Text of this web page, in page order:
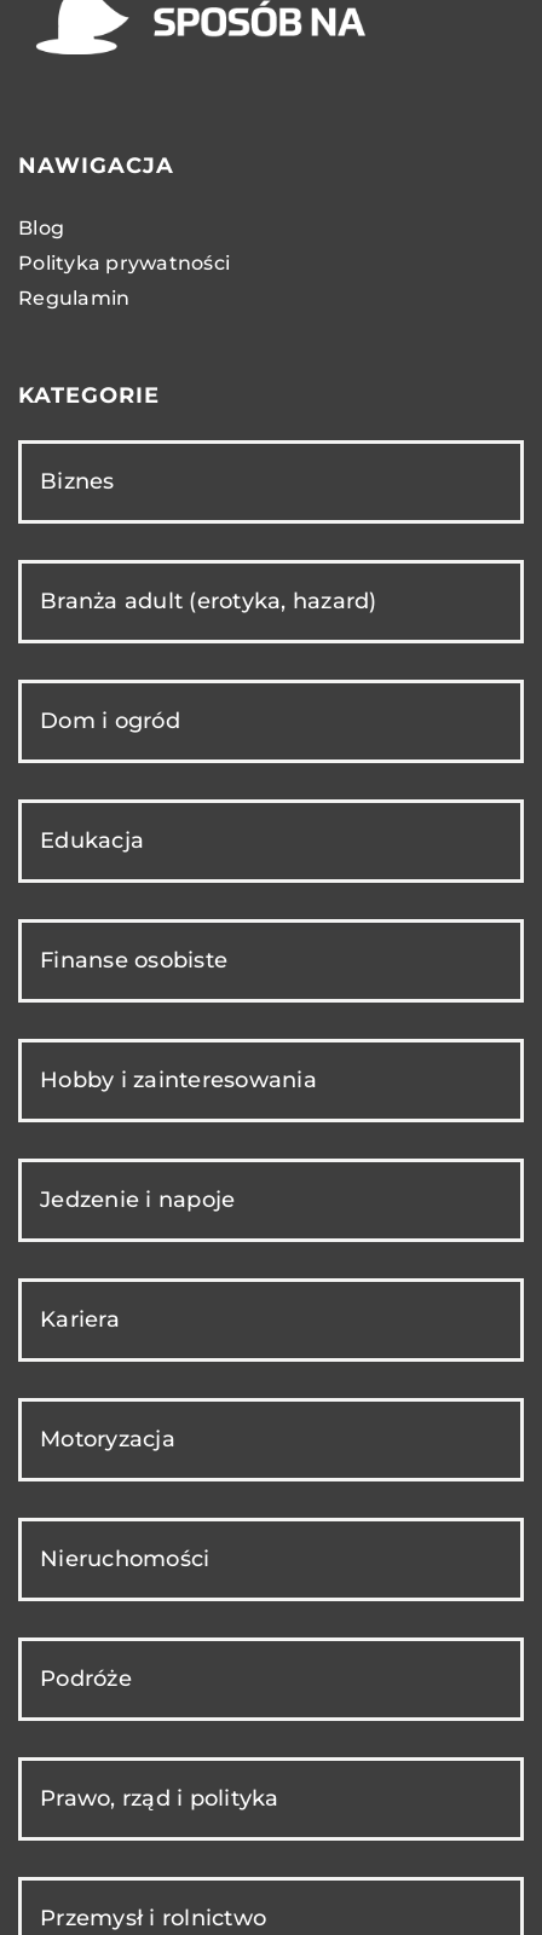
NAWIGACJA
Blog
Polityka prywatności
Regulamin
KATEGORIE
Biznes
Branża adult (erotyka, hazard)
Dom i ogród
Edukacja
Finanse osobiste
Hobby i zainteresowania
Jedzenie i napoje
Kariera
Motoryzacja
Nieruchomości
Podróże
Prawo, rząd i polityka
Przemysł i rolnictwo